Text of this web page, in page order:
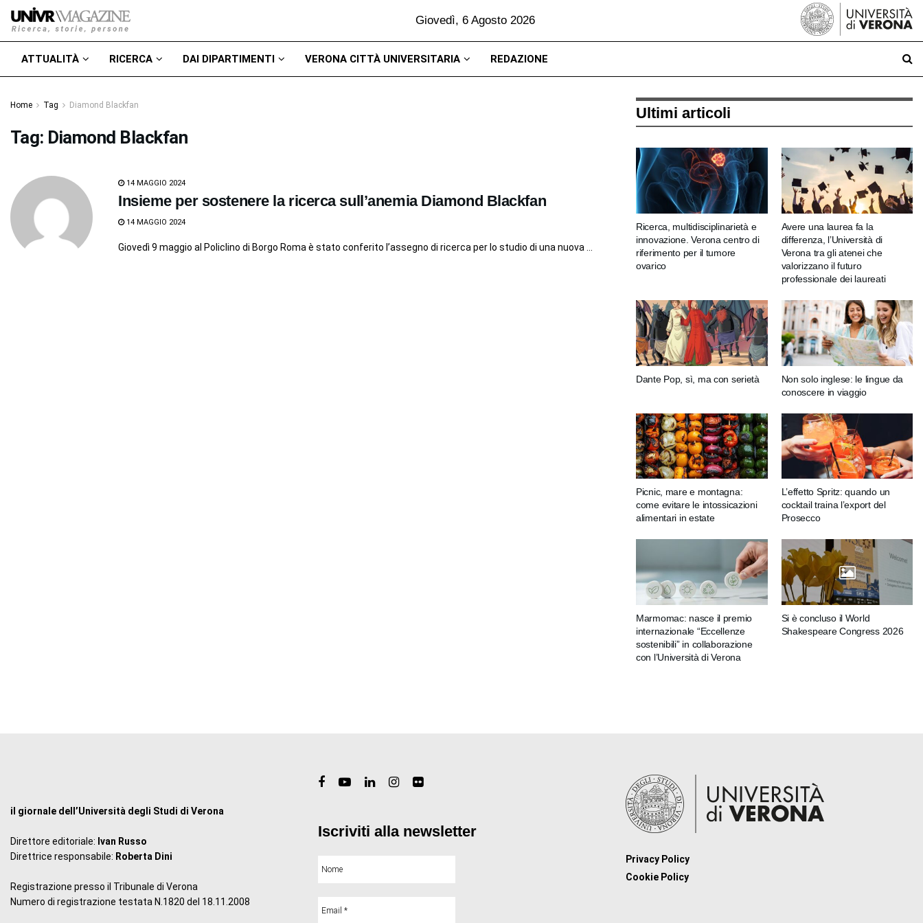
Giovedì, 6 Agosto 2026
ATTUALITÀ RICERCA DAI DIPARTIMENTI VERONA CITTÀ UNIVERSITARIA REDAZIONE
Home Tag Diamond Blackfan
Tag: Diamond Blackfan
14 MAGGIO 2024
Insieme per sostenere la ricerca sull’anemia Diamond Blackfan
14 MAGGIO 2024
Giovedì 9 maggio al Policlino di Borgo Roma è stato conferito l’assegno di ricerca per lo studio di una nuova ...
Ultimi articoli
Ricerca, multidisciplinarietà e
innovazione. Verona centro di
riferimento per il tumore
ovarico
Avere una laurea fa la
differenza, l’Università di
Verona tra gli atenei che
valorizzano il futuro
professionale dei laureati
Dante Pop, sì, ma con serietà
Non solo inglese: le lingue da
conoscere in viaggio
Picnic, mare e montagna:
come evitare le intossicazioni
alimentari in estate
L’effetto Spritz: quando un
cocktail traina l’export del
Prosecco
Marmomac: nasce il premio
internazionale “Eccellenze
sostenibili” in collaborazione
con l’Università di Verona
Si è concluso il World
Shakespeare Congress 2026
il giornale dell’Università degli Studi di Verona
Direttore editoriale: Ivan Russo
Direttrice responsabile: Roberta Dini
Registrazione presso il Tribunale di Verona
Numero di registrazione testata N.1820 del 18.11.2008
Iscriviti alla newsletter
Privacy Policy
Cookie Policy